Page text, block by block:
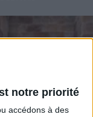
notre priorité
accédons à des